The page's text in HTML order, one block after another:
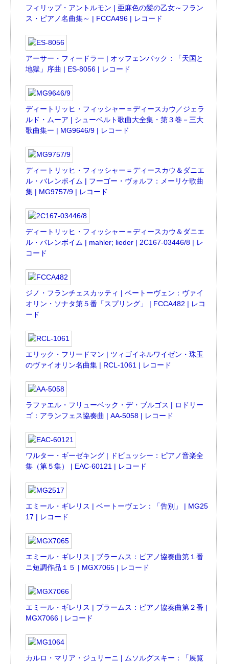
フィリップ・アントルモン | 亜麻色の髪の乙女～フラン
ス・ピアノ名曲集～ | FCCA496 | レコード
アーサー・フィードラー | オッフェンバック：「天国と
地獄」序曲 | ES-8056 | レコード
ディートリッヒ・フィッシャー＝ディースカウ／ジェラ
ルド・ムーア | シューベルト歌曲大全集・第３巻－三大
歌曲集ー | MG9646/9 | レコード
ディートリッヒ・フィッシャー＝ディースカウ＆ダニエ
ル・バレンボイム | フーゴー・ヴォルフ：メーリケ歌曲
集 | MG9757/9 | レコード
ディートリッヒ・フィッシャー＝ディースカウ＆ダニエ
ル・バレンボイム | mahler; lieder | 2C167-03446/8 | レ
コード
ジノ・フランチェスカッティ | ベートーヴェン：ヴァイ
オリン・ソナタ第５番「スプリング」 | FCCA482 | レコ
ード
エリック・フリードマン | ツィゴイネルワイゼン・珠玉
のヴァイオリン名曲集 | RCL-1061 | レコード
ラファエル・フリューベック・デ・ブルゴス | ロドリー
ゴ：アランフェス協奏曲 | AA-5058 | レコード
ワルター・ギーゼキング | ドビュッシー：ピアノ音楽全
集（第５集） | EAC-60121 | レコード
エミール・ギレリス | ベートーヴェン：「告別」 | MG25
17 | レコード
エミール・ギレリス | ブラームス：ピアノ協奏曲第１番
ニ短調作品１５ | MGX7065 | レコード
エミール・ギレリス | ブラームス：ピアノ協奏曲第２番 |
MGX7066 | レコード
カルロ・マリア・ジュリーニ | ムソルグスキー：「展覧